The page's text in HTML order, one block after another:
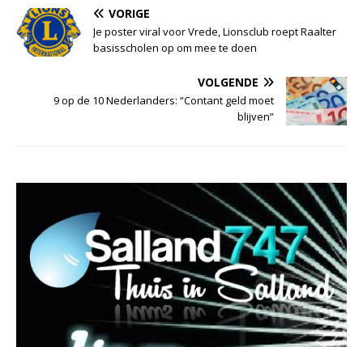
VORIGE
Je poster viral voor Vrede, Lionsclub roept Raalter
basisscholen op om mee te doen
VOLGENDE
9 op de 10 Nederlanders: “Contant geld moet
blijven”